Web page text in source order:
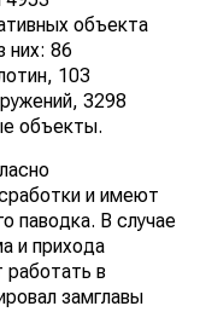
объекта
них: 86
103
3298
объекты.
и имеют
паводка. В случае
и прихода
работать в
замглавы